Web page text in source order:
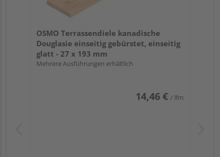
OSMO Terrassendiele kanadische
Douglasie einseitig gebürstet, einseitig
glatt - 27 x 193 mm
Mehrere Ausführungen erhältlich
14,46 € / lfm